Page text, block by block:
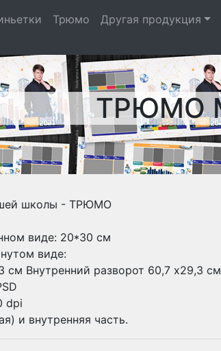
Трюмо Другая продукция
ТРЮМО
школы - ТРЮМО
виде: 20*30 см
виде:
см Внутренний разворот 60,7 x29,3 см
dpi
и внутренняя часть.